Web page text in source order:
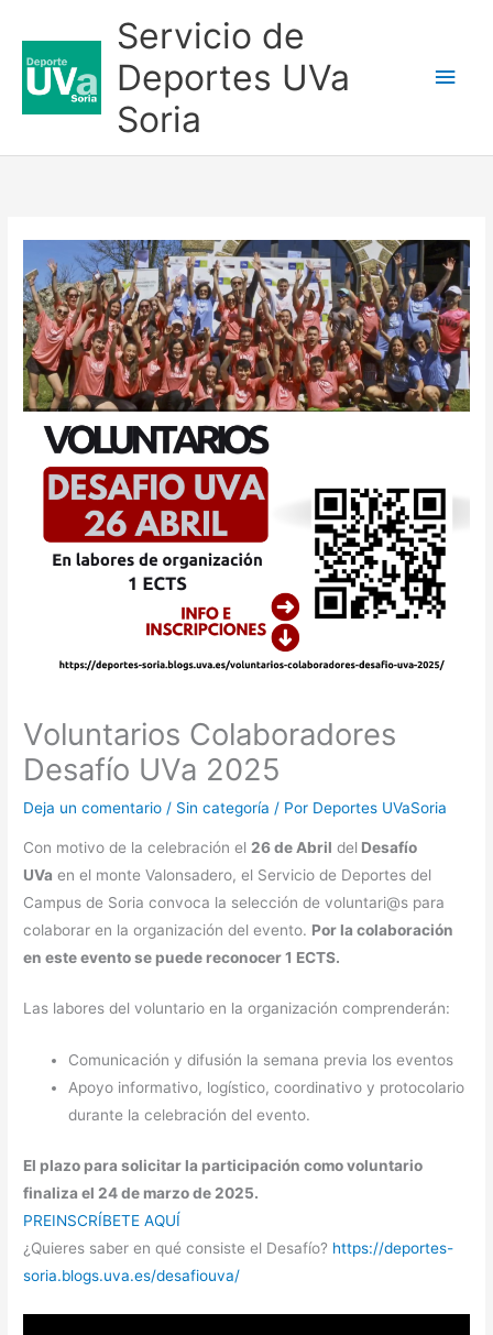
contenido
Servicio de
Deportes UVa
Soria
Voluntarios Colaboradores
Desafío UVa 2025
Deja un comentario / Sin categoría / Por Deportes UVaSoria
Con motivo de la celebración el 26 de Abril del Desafío
UVa en el monte Valonsadero, el Servicio de Deportes del
Campus de Soria convoca la selección de voluntari@s para
colaborar en la organización del evento. Por la colaboración
en este evento se puede reconocer 1 ECTS.
Las labores del voluntario en la organización comprenderán:
Comunicación y difusión la semana previa los eventos
Apoyo informativo, logístico, coordinativo y protocolario
durante la celebración del evento.
El plazo para solicitar la participación como voluntario
finaliza el 24 de marzo de 2025.
PREINSCRÍBETE AQUÍ
¿Quieres saber en qué consiste el Desafío? https://deportes-
soria.blogs.uva.es/desafiouva/